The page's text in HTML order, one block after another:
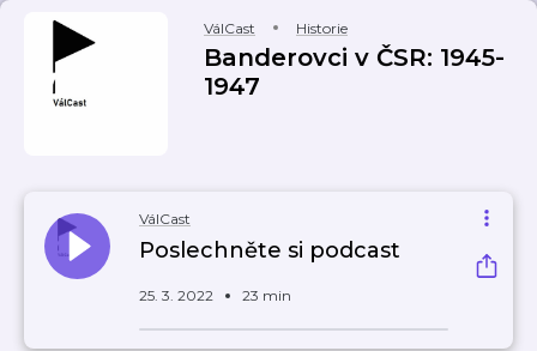
VálCast Historie
Banderovci v ČSR: 1945-
1947
VálCast
Poslechněte si podcast
25. 3. 2022 23 min